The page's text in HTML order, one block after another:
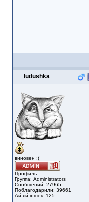
Iudushka
виновен :(
Профиль
Группа: Administrators
Сообщений: 27965
Поблагодарили: 39661
Ай-яй-юшек: 125